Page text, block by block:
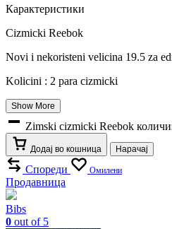
Карактеристики
Cizmicki Reebok
Novi i nekoristeni velicina 19.5 za
Kolicini : 2 para cizmicki
Show More
Zimski cizmicki Reebok
Додај во кошница Нарачај
Спореди Омилени
Продавница
Bibs
0 out of 5